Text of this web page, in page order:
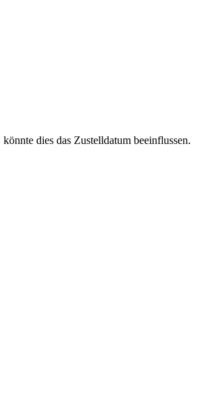
dies das Zustelldatum beeinflussen.